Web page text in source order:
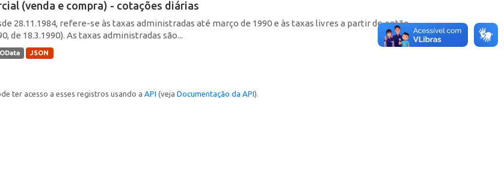
(venda e compra) - cotações diárias
28.11.1984, refere-se às taxas administradas até março de 1990 e às taxas livres a partir de então
de 18.3.1990). As taxas administradas são...
OData JSON
ter acesso a esses registros usando a API (veja Documentação da API).